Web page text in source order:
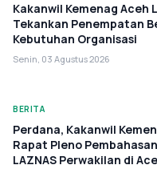
Kakanwil Kemenag Aceh
Tekankan Penempatan
Kebutuhan Organisasi
Senin, 03 Agustus 2026
BERITA
Perdana, Kakanwil
Rapat Pleno
LAZNAS Perwakilan di